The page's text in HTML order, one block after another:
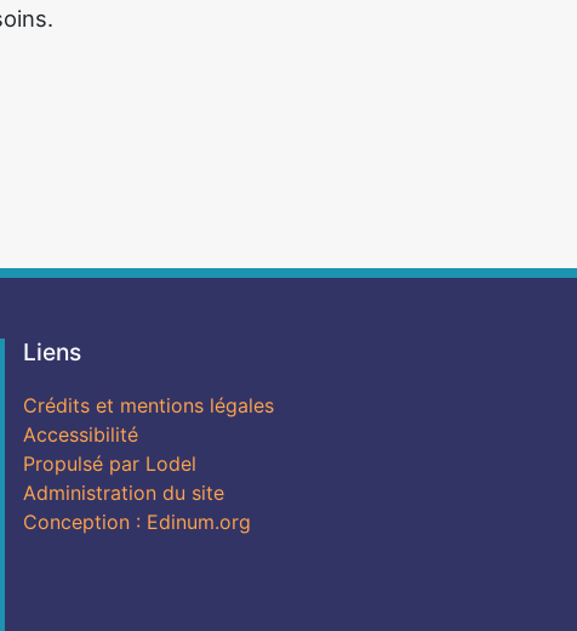
Liens
Crédits et mentions légales
Accessibilité
Propulsé par Lodel
Administration du site
Conception : Edinum.org